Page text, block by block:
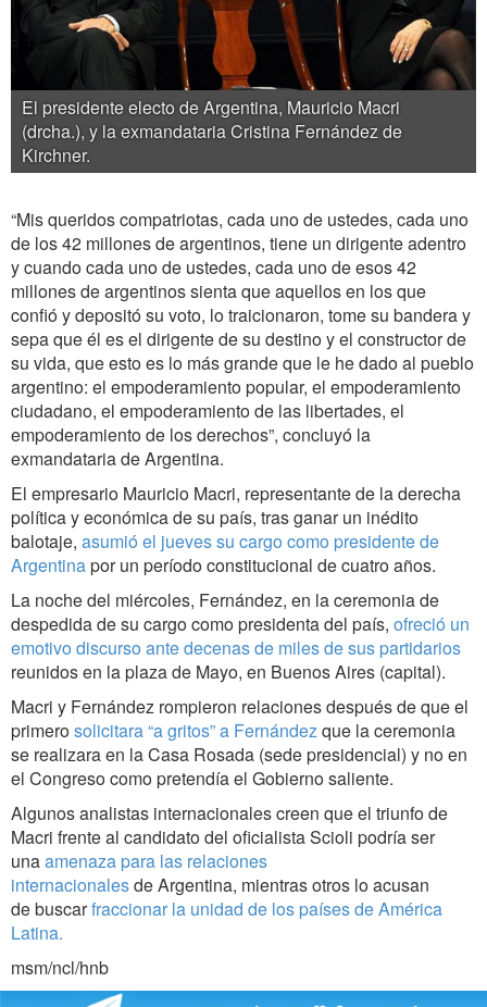
El presidente electo de Argentina, Mauricio Macri
(drcha.), y la exmandataria Cristina Fernández de
Kirchner.
“Mis queridos compatriotas, cada uno de ustedes, cada uno
de los 42 millones de argentinos, tiene un dirigente adentro
y cuando cada uno de ustedes, cada uno de esos 42
millones de argentinos sienta que aquellos en los que
confió y depositó su voto, lo traicionaron, tome su bandera y
sepa que él es el dirigente de su destino y el constructor de
su vida, que esto es lo más grande que le he dado al pueblo
argentino: el empoderamiento popular, el empoderamiento
ciudadano, el empoderamiento de las libertades, el
empoderamiento de los derechos”, concluyó la
exmandataria de Argentina.
El empresario Mauricio Macri, representante de la derecha
política y económica de su país, tras ganar un inédito
balotaje, asumió el jueves su cargo como presidente de
Argentinapor un período constitucional de cuatro años.
La noche del miércoles, Fernández, en la ceremonia de
despedida de su cargo como presidenta del país, ofreció un
emotivo discurso ante decenas de miles de sus partidarios
reunidos en la plaza de Mayo, en Buenos Aires (capital).
Macri y Fernández rompieron relaciones después de que el
primerosolicitara “a gritos” a Fernándezque la ceremonia
se realizara en la Casa Rosada (sede presidencial) y no en
el Congreso como pretendía el Gobierno saliente.
Algunos analistas internacionales creen que el triunfo de
Macri frente al candidato del oficialista Scioli podría ser
unaamenaza para las relaciones
internacionalesde Argentina, mientras otros lo acusan
de buscarfraccionar la unidad de los países de América
Latina.
msm/ncl/hnb